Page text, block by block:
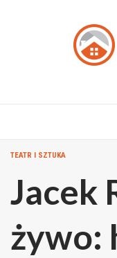
TEATR I SZTUKA
Jacek
żywo: